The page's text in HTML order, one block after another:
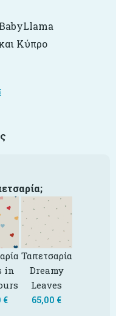
Κύπρο
in
€
Ταπετσαρία
Dreamy
Leaves
65,00 €